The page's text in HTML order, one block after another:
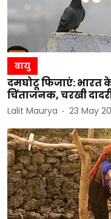
वायु
दमघोटू फिजाएं: भारत
चिंताजनक, चरखी
Lalit Maurya 23 May